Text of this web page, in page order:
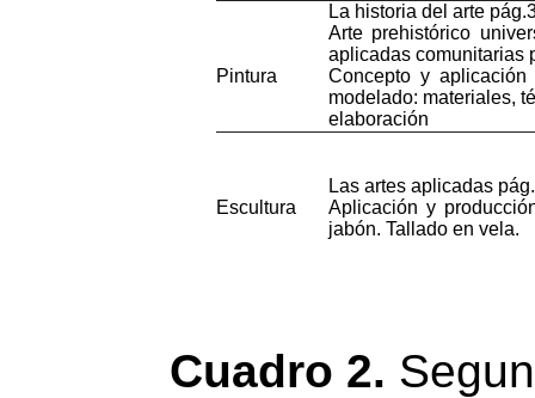
Pintura
La historia del arte
Arte prehistórico
aplicadas comunitarias
Concepto y aplicación
modelado: materiales,
elaboración
Escultura
Lasartes aplicadas
Aplicación y
jabón.Tallado en vela.
Cuadro 2.